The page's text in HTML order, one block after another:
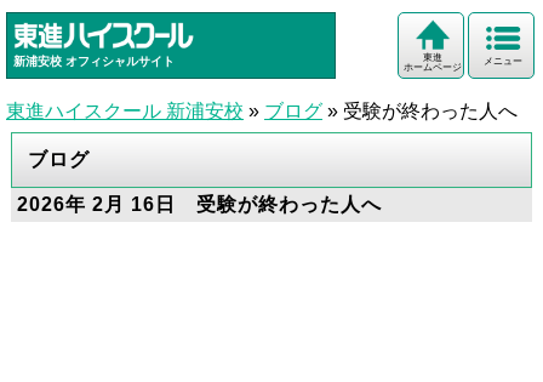
新浦安校 オフィシャルサイト メニュー
東進
ホームページ
東進ハイスクール 新浦安校 » ブログ » 受験が終わった人へ
ブログ
2026年 2月 16日 受験が終わった人へ